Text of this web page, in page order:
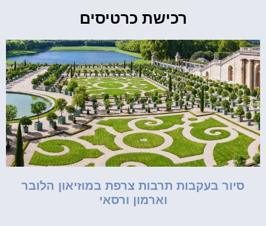
רכישת כרטיסים
סיור בעקבות תרבות צרפת במוזיאון הלובר
וארמון ורסאי